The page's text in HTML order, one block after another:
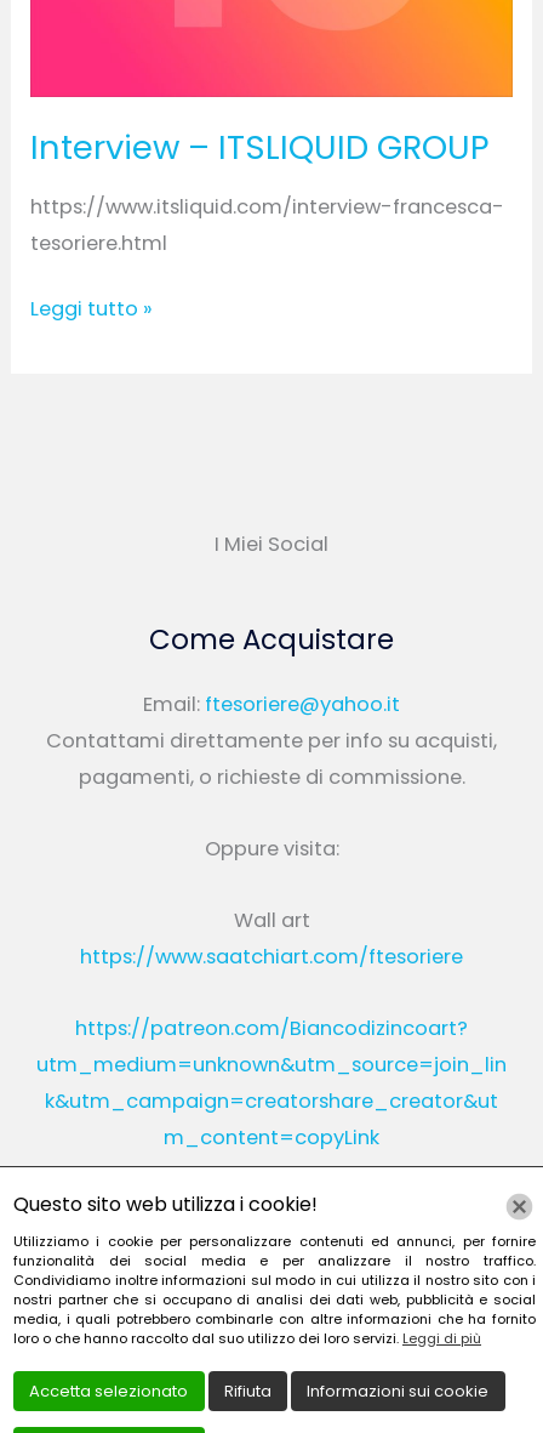
Interview – ITSLIQUID GROUP
https://www.itsliquid.com/interview-francesca-
tesoriere.html
Leggi tutto »
I Miei Social
Come Acquistare
Email: ftesoriere@yahoo.it
Contattami direttamente per info su acquisti,
pagamenti, o richieste di commissione.
Oppure visita:
Wall art
https://www.saatchiart.com/ftesoriere
https://patreon.com/Biancodizincoart?
utm_medium=unknown&utm_source=join_lin
k&utm_campaign=creatorshare_creator&ut
m_content=copyLink
Instagram Linkedin
YouTube Patreon
Questo sito web utilizza i cookie!
Utilizziamo i cookie per personalizzare contenuti ed annunci, per fornire
funzionalità dei social media e per analizzare il nostro traffico.
Condividiamo inoltre informazioni sul modo in cui utilizza il nostro sito con i
nostri partner che si occupano di analisi dei dati web, pubblicità e social
media, i quali potrebbero combinarle con altre informazioni che ha fornito
loro o che hanno raccolto dal suo utilizzo dei loro servizi. Leggi di più
Accetta selezionato Rifiuta Informazioni sui cookie